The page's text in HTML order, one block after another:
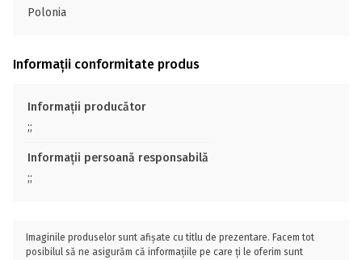
Polonia
Informații conformitate produs
Informații producător
;;
Informații persoană responsabilă
;;
Imaginile produselor sunt afișate cu titlu de prezentare. Facem tot
posibilul să ne asigurăm că informațiile pe care ți le oferim sunt